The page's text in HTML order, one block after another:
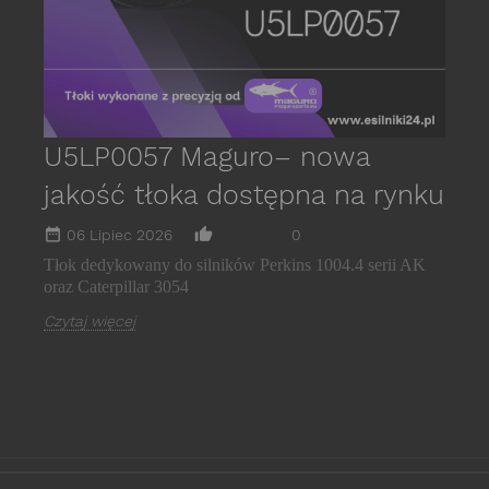
U5LP0057 Maguro– nowa
jakość tłoka dostępna na rynku
date_range 06 Lipiec 2026 thumb_up_alt 0
Tłok dedykowany do silników Perkins 1004.4 serii AK
oraz Caterpillar 3054
Czytaj więcej